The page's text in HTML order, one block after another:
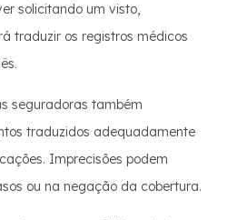
solicitando um visto,
traduzir os registros médicos
seguradoras também
traduzidos adequadamente
Imprecisões podem
ou na negação da cobertura.